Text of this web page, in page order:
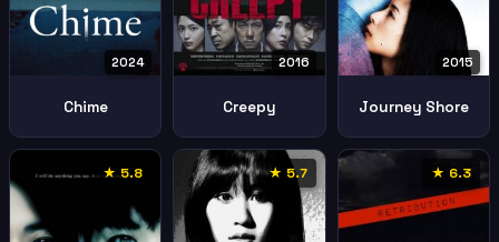
2024
Chime
2016
Creepy
2015
Journey Shore
★ 5.8 ★ 5.7 ★ 6.3